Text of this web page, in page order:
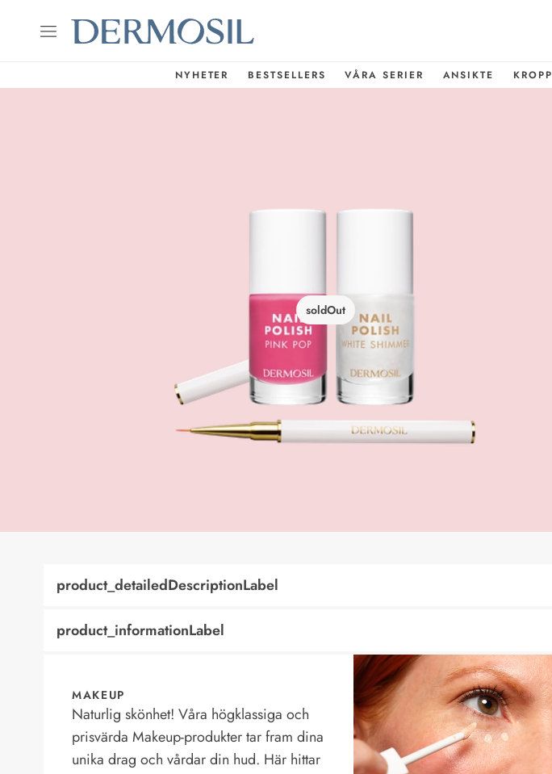
NYHETER BESTSELLERS VÅRA SERIER ANSIKTE KROPP
soldOut
product_detailedDescriptionLabel
product_informationLabel
MAKEUP
Naturlig skönhet! Våra högklassiga och
prisvärda Makeup-produkter tar fram dina
unika drag och vårdar din hud. Här hittar